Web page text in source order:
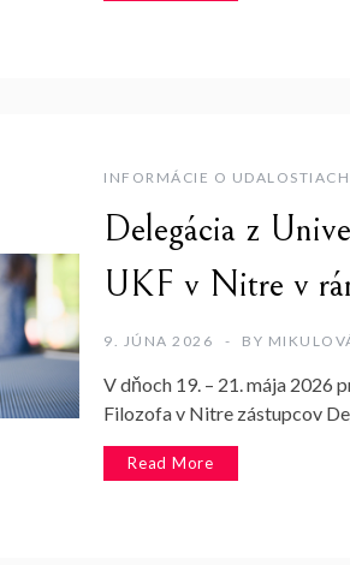
INFORMÁCIE O UDALOSTIACH
Delegácia z
UKF v Nitre v
9. JÚNA 2026 BY
V dňoch 19. – 21. mája 2026
Filozofa v Nitre zástupcov
Read More